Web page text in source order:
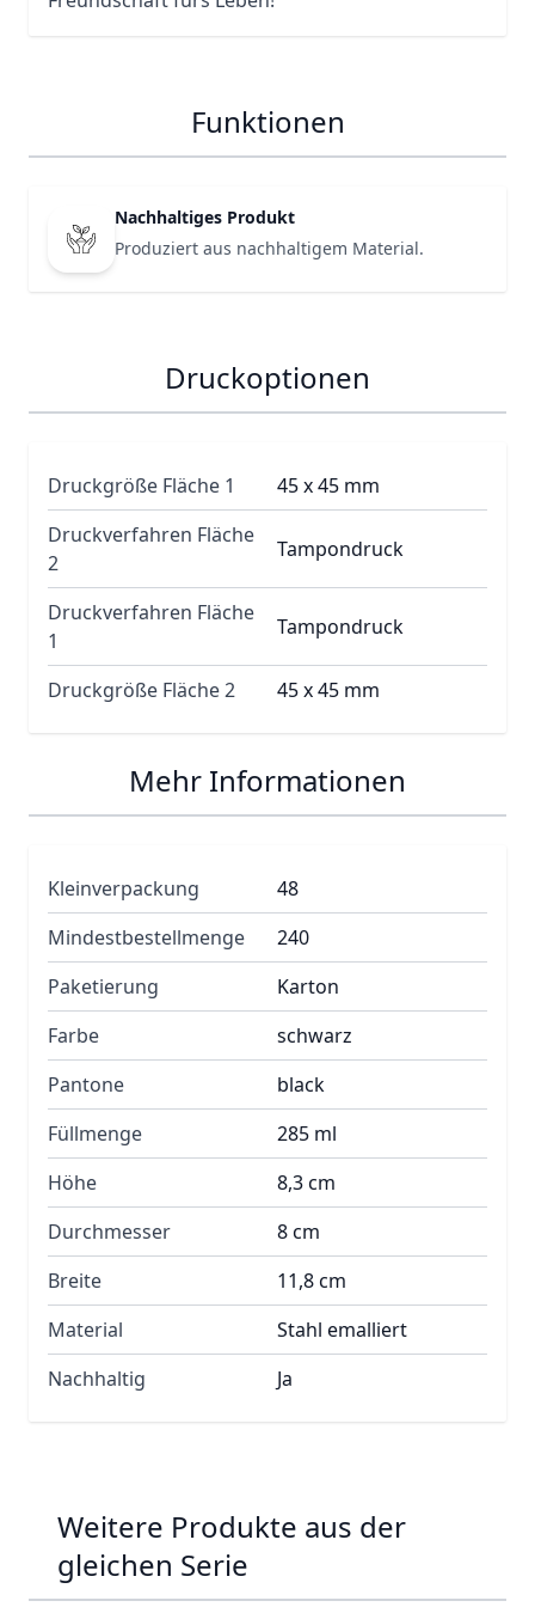
Funktionen
Nachhaltiges Produkt
Produziert aus nachhaltigem Material.
Druckoptionen
Druckgröße Fläche 1
45 x 45 mm
Druckverfahren Fläche
2
Tampondruck
Druckverfahren Fläche
1
Tampondruck
Druckgröße Fläche 2 45 x 45 mm
Mehr Informationen
Kleinverpackung
48
Mindestbestellmenge
240
Paketierung
Karton
Farbe
schwarz
Pantone
black
Füllmenge
285 ml
Höhe
8,3 cm
Durchmesser
8 cm
Breite
11,8 cm
Material
Stahl emalliert
Nachhaltig
Ja
Weitere Produkte aus der
gleichen Serie